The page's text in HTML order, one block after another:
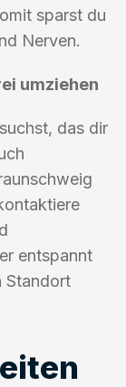
sparst du
Nerven.
umziehen
das dir
entspannt
Standort